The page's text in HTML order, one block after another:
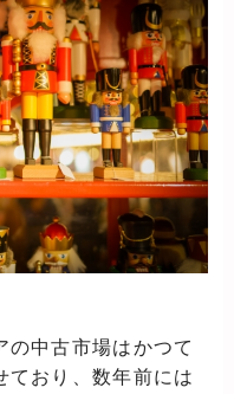
の中古市場はかつて
ており、数年前には